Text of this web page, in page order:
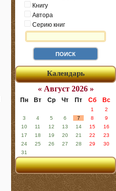
Книгу
Автора
Серию книг
Календарь
« Август 2026 »
Пн Вт Ср Чт Пт Сб Вс
1
2
3
4 5 6 7 8
9
10
11 12 13 14 15
16
17
18 19 20 21 22
23
24
25 26 27 28 29
30
31